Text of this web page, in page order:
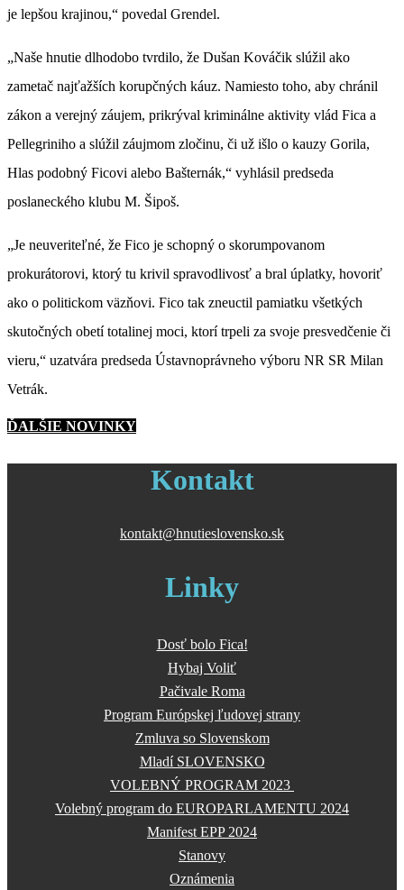
je lepšou krajinou,“ povedal Grendel.
„Naše hnutie dlhodobo tvrdilo, že Dušan Kováčik slúžil ako
zametač najťažších korupčných káuz. Namiesto toho, aby chránil
zákon a verejný záujem, prikrýval kriminálne aktivity vlád Fica a
Pellegriniho a slúžil záujmom zločinu, či už išlo o kauzy Gorila,
Hlas podobný Ficovi alebo Bašternák,“ vyhlásil predseda
poslaneckého klubu M. Šipoš.
„Je neuveriteľné, že Fico je schopný o skorumpovanom
prokurátorovi, ktorý tu krivil spravodlivosť a bral úplatky, hovoriť
ako o politickom väzňovi. Fico tak zneuctil pamiatku všetkých
skutočných obetí totalinej moci, ktorí trpeli za svoje presvedčenie či
vieru,“ uzatvára predseda Ústavnoprávneho výboru NR SR Milan
Vetrák.
ĎALŠIE NOVINKY
Kontakt
kontakt@hnutieslovensko.sk
Linky
Dosť bolo Fica!
Hybaj Voliť
Pačivale Roma
Program Európskej ľudovej strany
Zmluva so Slovenskom
Mladí SLOVENSKO
VOLEBNÝ PROGRAM 2023
Volebný program do EUROPARLAMENTU 2024
Manifest EPP 2024
Stanovy
Oznámenia